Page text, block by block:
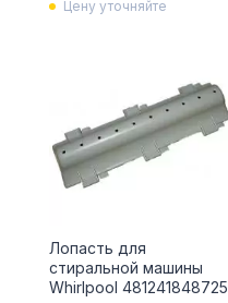
Цену уточняйте
Лопасть для
стиральной машины
Whirlpool 481241848725